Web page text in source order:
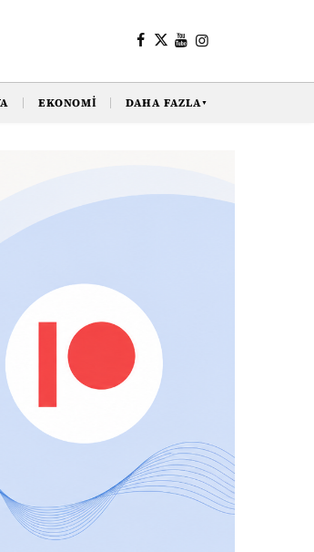
EKONOMI DAHA FAZLA▼
HASAN AYDIN
Bilim pahalı,